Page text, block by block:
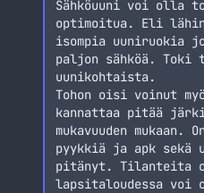
Sähköuuni voi olla
optimoitua. Eli
isompia uuniruokia
paljon sähköä. Toki
uunikohtaista.
Tohon oisi voinut
kannattaa pitää järki
mukavuuden mukaan.
pyykkiä ja apk sekä
pitänyt. Tilanteita
lapsitaloudessa